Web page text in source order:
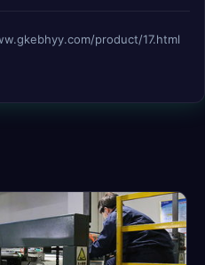
product/17.html